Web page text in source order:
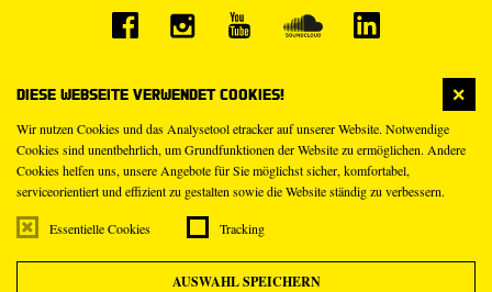
Diese Webseite verwendet Cookies!
Wir nutzen Cookies und das Analysetool etracker auf unserer Website. Notwendige
Cookies sind unentbehrlich, um Grundfunktionen der Website zu ermöglichen. Andere
Cookies helfen uns, unsere Angebote für Sie möglichst sicher, komfortabel,
serviceorientiert und effizient zu gestalten sowie die Website ständig zu verbessern.
Essentielle Cookies Tracking
AUSWAHL SPEICHERN